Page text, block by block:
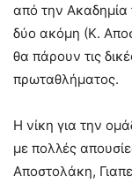
από την
δύο ακόμη (Κ.
θα πάρουν τις
πρωταθλήματος.
Η νίκη για την
με πολλές
Αποστολάκη,